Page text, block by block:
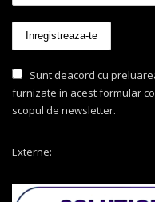
Sunt deacord cu
furnizate in acest formular
scopul de newsletter.
Externe: